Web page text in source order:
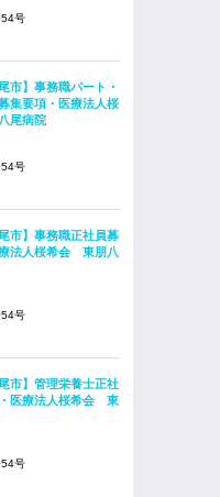
号
市】事務職パート・
集要項・医療法人桜
尾病院
号
市】事務職正社員募
法人桜希会 東朋八
号
市】管理栄養士正社
医療法人桜希会 東
号